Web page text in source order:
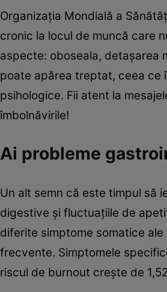
Organizația Mondială a
cronic la locul de muncă care
aspecte: oboseala, detaşarea
poate apărea treptat, ceea ce
psihologice. Fii atent la
îmbolnăvirile!
Ai probleme
Un alt semn că este timpul să
digestive și fluctuaţiile de
diferite simptome somatice
frecvente. Simptomele
riscul de burnout crește de